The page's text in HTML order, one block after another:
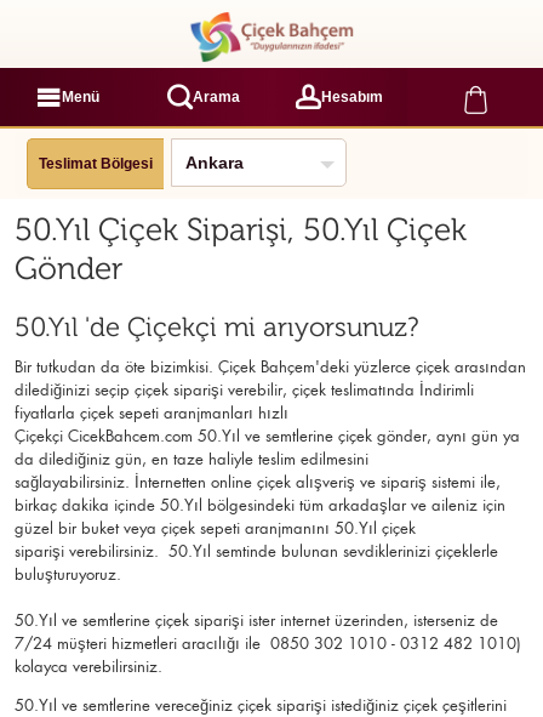
Menü Arama Hesabım
Teslimat Bölgesi
50.Yıl Çiçek Siparişi, 50.Yıl Çiçek
Gönder
50.Yıl 'de Çiçekçi mi arıyorsunuz?
Bir tutkudan da öte bizimkisi. Çiçek Bahçem'deki yüzlerce çiçek arasından
dilediğinizi seçip çiçek siparişi verebilir, çiçek teslimatında İndirimli
fiyatlarla çiçek sepeti aranjmanları hızlı
Çiçekçi CicekBahcem.com 50.Yıl ve semtlerine çiçek gönder, aynı gün ya
da dilediğiniz gün, en taze haliyle teslim edilmesini
sağlayabilirsiniz. İnternetten online çiçek alışveriş ve sipariş sistemi ile,
birkaç dakika içinde 50.Yıl bölgesindeki tüm arkadaşlar ve aileniz için
güzel bir buket veya çiçek sepeti aranjmanını 50.Yıl çiçek
siparişi verebilirsiniz. 50.Yıl semtinde bulunan sevdiklerinizi çiçeklerle
buluşturuyoruz.
50.Yıl ve semtlerine çiçek siparişi ister internet üzerinden, isterseniz de
7/24 müşteri hizmetleri aracılığı ile 0850 302 1010 - 0312 482 1010)
kolayca verebilirsiniz.
50.Yıl ve semtlerine vereceğiniz çiçek siparişi istediğiniz çiçek çeşitlerini